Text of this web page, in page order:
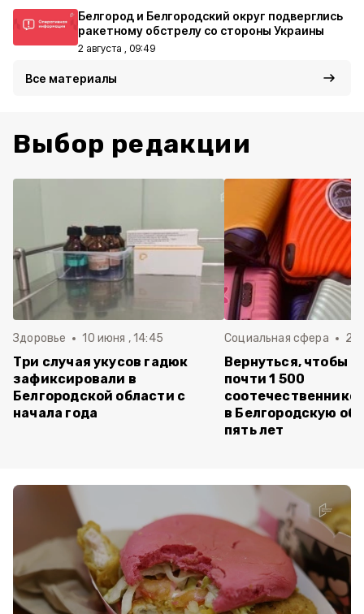
Белгород и Белгородский округ подверглись
ракетному обстрелу со стороны Украины
2 августа , 09:49
Все материалы
Выбор редакции
Здоровье 10 июня , 14:45
Три случая укусов гадюк
зафиксировали в
Белгородской области с
начала года
Социальная сфера 20
Вернуться, чтобы
почти 1 500
в Белгородскую
пять лет